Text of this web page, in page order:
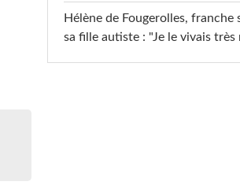
Hélène de Fougerolles, franche
sa fille autiste : "Je le vivais très